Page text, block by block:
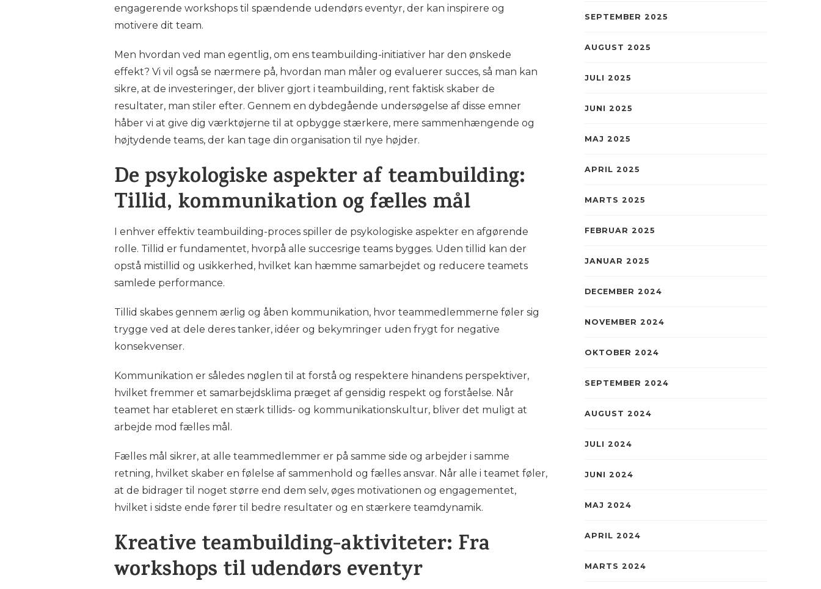
engagerende workshops til spændende udendørs eventyr, der kan inspirere og
motivere dit team.
Men hvordan ved man egentlig, om ens teambuilding-initiativer har den ønskede
effekt? Vi vil også se nærmere på, hvordan man måler og evaluerer succes, så man kan
sikre, at de investeringer, der bliver gjort i teambuilding, rent faktisk skaber de
resultater, man stiler efter. Gennem en dybdegående undersøgelse af disse emner
håber vi at give dig værktøjerne til at opbygge stærkere, mere sammenhængende og
højtydende teams, der kan tage din organisation til nye højder.
De psykologiske aspekter af teambuilding:
Tillid, kommunikation og fælles mål
I enhver effektiv teambuilding-proces spiller de psykologiske aspekter en afgørende
rolle. Tillid er fundamentet, hvorpå alle succesrige teams bygges. Uden tillid kan der
opstå mistillid og usikkerhed, hvilket kan hæmme samarbejdet og reducere teamets
samlede performance.
Tillid skabes gennem ærlig og åben kommunikation, hvor teammedlemmerne føler sig
trygge ved at dele deres tanker, idéer og bekymringer uden frygt for negative
konsekvenser.
Kommunikation er således nøglen til at forstå og respektere hinandens perspektiver,
hvilket fremmer et samarbejdsklima præget af gensidig respekt og forståelse. Når
teamet har etableret en stærk tillids- og kommunikationskultur, bliver det muligt at
arbejde mod fælles mål.
Fælles mål sikrer, at alle teammedlemmer er på samme side og arbejder i samme
retning, hvilket skaber en følelse af sammenhold og fælles ansvar. Når alle i teamet føler,
at de bidrager til noget større end dem selv, øges motivationen og engagementet,
hvilket i sidste ende fører til bedre resultater og en stærkere teamdynamik.
Kreative teambuilding-aktiviteter: Fra
workshops til udendørs eventyr
SEPTEMBER 2025
AUGUST 2025
JULI 2025
JUNI 2025
MAJ 2025
APRIL 2025
MARTS 2025
FEBRUAR 2025
JANUAR 2025
DECEMBER 2024
NOVEMBER 2024
OKTOBER 2024
SEPTEMBER 2024
AUGUST 2024
JULI 2024
JUNI 2024
MAJ 2024
APRIL 2024
MARTS 2024